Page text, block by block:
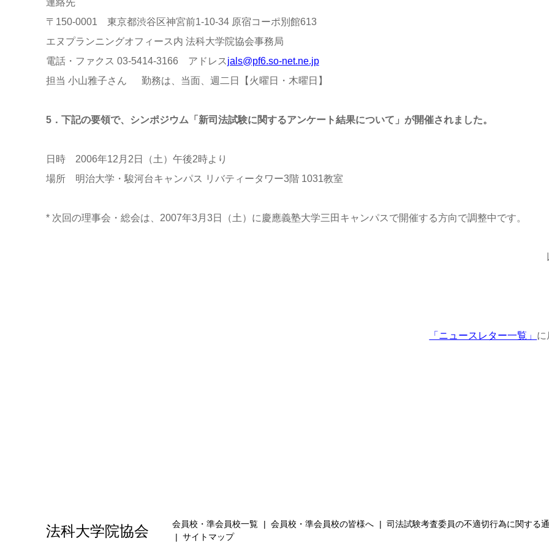
連絡先
〒150-0001 東京都渋谷区神宮前1-10-34 原宿コーポ別館613
エヌプランニングオフィース内 法科大学院協会事務局
電話・ファクス 03-5414-3166 アドレス jals@pf6.so-net.ne.jp
担当 小山雅子さん 勤務は、当面、週二日【火曜日・木曜日】
5．下記の要領で、シンポジウム「新司法試験に関するアンケート結果について」が開催されました。
日時 2006年12月2日（土）午後2時より
場所 明治大学・駿河台キャンパス リバティータワー3階 1031教室
* 次回の理事会・総会は、2007年3月3日（土）に慶應義塾大学三田キャンパスで開催する方向で調整中です。
「ニュースレター一覧」 に
法科大学院協会 会員校・準会員校一覧 会員校・準会員校の皆様へ
司法試験考査委員の不適切⾏為に関する
サイトマップ